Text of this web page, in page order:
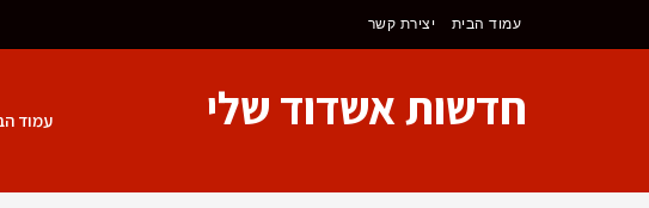
עמוד הבית יצירת קשר
חדשות אשדוד שלי עמוד